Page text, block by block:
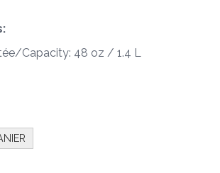
Capacity: 48 oz / 1.4 L